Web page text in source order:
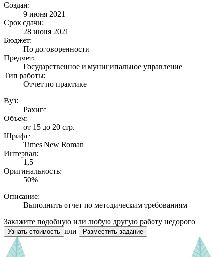
Создан:
9 июня 2021
Срок сдачи:
28 июня 2021
Бюджет:
По договоренности
Предмет:
Государственное и муниципальное управление
Тип работы:
Отчет по практике
Вуз:
Рахигс
Объем:
от 15 до 20 стр.
Шрифт:
Times New Roman
Интервал:
1,5
Оригинальность:
50%
Описание:
Выполнить отчет по методическим требованиям
Закажите подобную или любую другую работу недорого
Узнать стоимость или Разместить задание